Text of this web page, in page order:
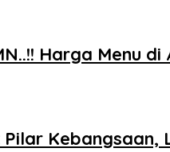
Harga Menu di